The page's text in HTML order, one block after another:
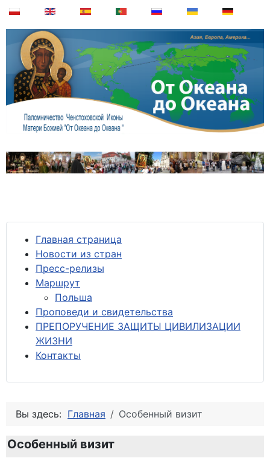
Главная страница
Новости из стран
Пресс-релизы
Маршрут
Польша
Проповеди и свидетельства
ПРЕПОРУЧЕНИЕ ЗАЩИТЫ ЦИВИЛИЗАЦИИ
ЖИЗНИ
Контакты
Вы здесь: Главная Особенный визит
Особенный визит